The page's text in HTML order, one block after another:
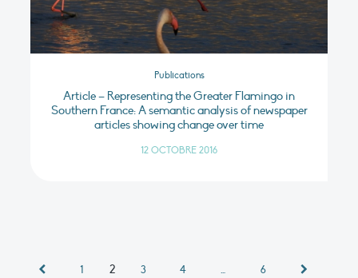
Publications
Article – Representing the Greater Flamingo in
Southern France: A semantic analysis of newspaper
articles showing change over time
12 OCTOBRE 2016
1 2 3 4 … 6